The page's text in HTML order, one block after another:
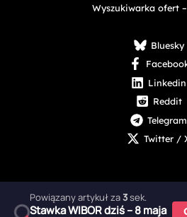
Wyszukiwarka ofert
Bluesky
Linkedin
Reddit
Telegram
Twitter /
Copyright © 2025 - 2026 Digital
Powiązany artykuł za1sek.
Stawka WIBOR dziś – 8 maja